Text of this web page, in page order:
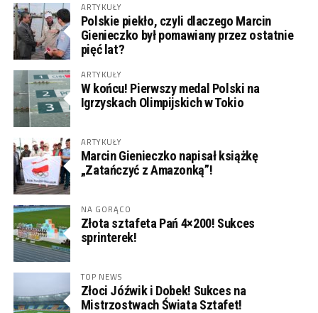
ARTYKUŁY
Polskie piekło, czyli dlaczego Marcin
Gienieczko był pomawiany przez ostatnie
pięć lat?
ARTYKUŁY
W końcu! Pierwszy medal Polski na
Igrzyskach Olimpijskich w Tokio
ARTYKUŁY
Marcin Gienieczko napisał książkę
„Zatańczyć z Amazonką”!
NA GORĄCO
Złota sztafeta Pań 4×200! Sukces
sprinterek!
TOP NEWS
Złoci Jóźwik i Dobek! Sukces na
Mistrzostwach Świata Sztafet!